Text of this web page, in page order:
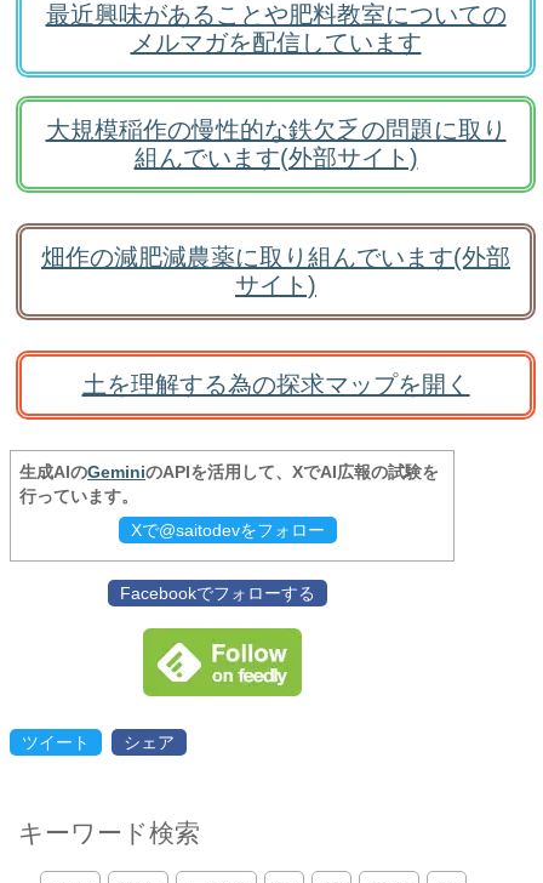
最近興味があることや肥料教室についての
メルマガを配信しています
大規模稲作の慢性的な鉄欠乏の問題に取り
組んでいます(外部サイト)
畑作の減肥減農薬に取り組んでいます(外部
サイト)
土を理解する為の探求マップを開く
生成AIのGeminiのAPIを活用して、XでAI広報の試験を
行っています。
Xで@saitodevをフォロー
Facebookでフォローする
ツイート シェア
キーワード検索